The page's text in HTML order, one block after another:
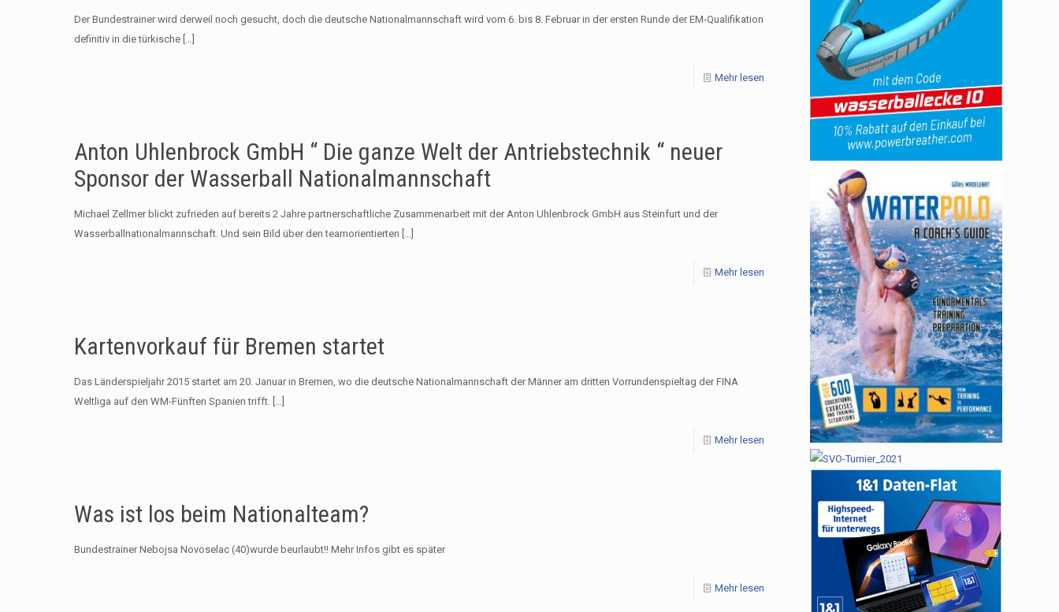
Der Bundestrainer wird derweil noch gesucht, doch die deutsche Nationalmannschaft wird vom 6. bis 8. Februar in der ersten Runde der EM-Qualifikation
definitiv in die türkische […]
Mehr lesen
Anton Uhlenbrock GmbH “ Die ganze Welt der Antriebstechnik “ neuer
Sponsor der Wasserball Nationalmannschaft
Michael Zellmer blickt zufrieden auf bereits 2 Jahre partnerschaftliche Zusammenarbeit mit der Anton Uhlenbrock GmbH aus Steinfurt und der
Wasserballnationalmannschaft. Und sein Bild über den teamorientierten […]
Mehr lesen
Kartenvorkauf für Bremen startet
Das Länderspieljahr 2015 startet am 20. Januar in Bremen, wo die deutsche Nationalmannschaft der Männer am dritten Vorrundenspieltag der FINA
Weltliga auf den WM-Fünften Spanien trifft. […]
Mehr lesen
Was ist los beim Nationalteam?
Bundestrainer Nebojsa Novoselac (40)wurde beurlaubt!! Mehr Infos gibt es später
Mehr lesen